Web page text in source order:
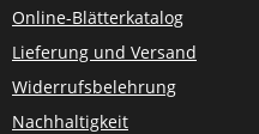
Online-Blätterkatalog
Lieferung und Versand
Widerrufsbelehrung
Nachhaltigkeit